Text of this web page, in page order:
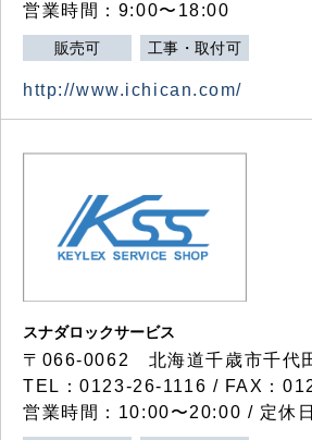
営業時間：9:00〜18:00
販売可 工事・取付可
http://www.ichican.com/
スナダロックサービス
〒066-0062 北海道千歳市千代
TEL：0123-26-1116 / FAX：
営業時間：10:00〜20:00 / 定休